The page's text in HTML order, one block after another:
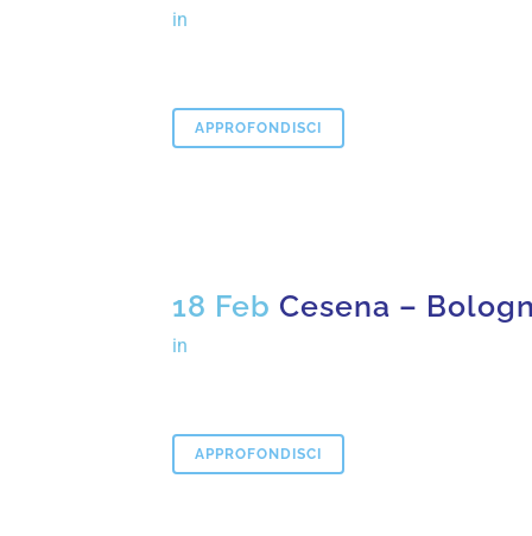
in
APPROFONDISCI
18 Feb Cesena –
in
APPROFONDISCI